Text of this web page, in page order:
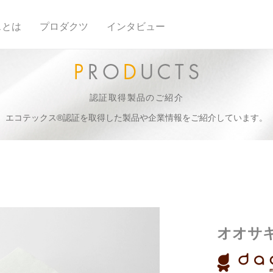
は プロダクツ インタビュー
認証取得製品のご紹介
エコテックス®認証を取得した製品や企業情報をご紹介しています。
オオサ